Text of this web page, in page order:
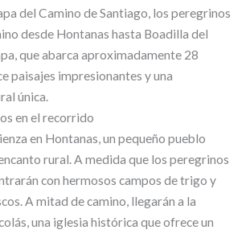
del Camino de Santiago, los peregrinos
desde Hontanas hasta Boadilla del
que abarca aproximadamente 28
paisajes impresionantes y una
única.
en el recorrido
en Hontanas, un pequeño pueblo
rural. A medida que los peregrinos
con hermosos campos de trigo y
A mitad de camino, llegarán a la
una iglesia histórica que ofrece un